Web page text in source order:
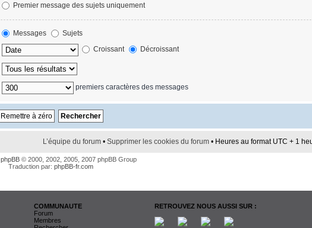
Premier message des sujets uniquement
Messages
Sujets
Croissant Décroissant
premiers caractères des messages
L’équipe du forum • Supprimer les cookies du forum • Heures au format UTC + 1
phpBB © 2000, 2002, 2005, 2007 phpBB Group
Traduction par: phpBB-fr.com
COMMUNAUTE
Forum
Membres
RETROUVEZ NOUS AUSSI SUR :